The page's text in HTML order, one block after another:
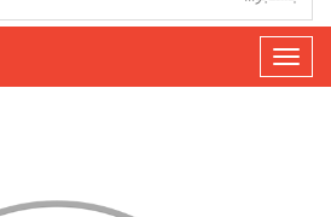
Toggle
navigation